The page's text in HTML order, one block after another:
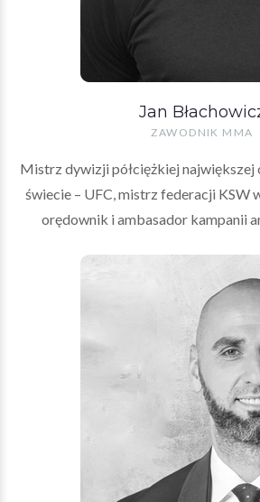
Jan
ZAWODNIK MMA
Mistrz dywizji półciężkiej
świecie – UFC, mistrz federacji KSW
orędownik i ambasador kampanii